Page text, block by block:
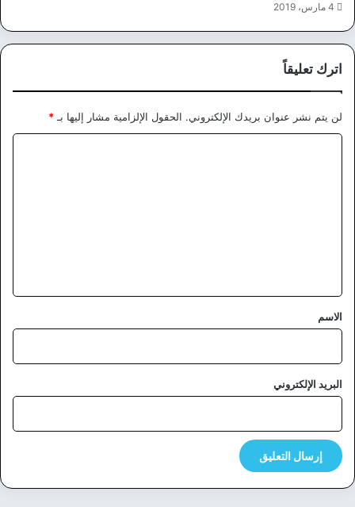
4 مارس، 2019
اترك تعليقاً
لن يتم نشر عنوان بريدك الإلكتروني. الحقول الإلزامية مشار إليها بـ*
*
الاسم
البريد الإلكتروني